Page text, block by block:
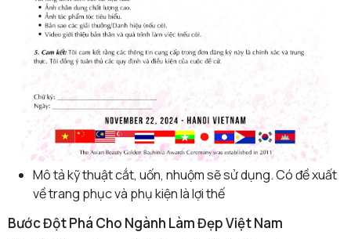
Mô tả kỹ thuật cắt, uốn, nhuộm sẽ sử dụng. Có đề xuất
về trang phục và phụ kiện là lợi thế
Bước Đột Phá Cho Ngành Làm Đẹp Việt Nam